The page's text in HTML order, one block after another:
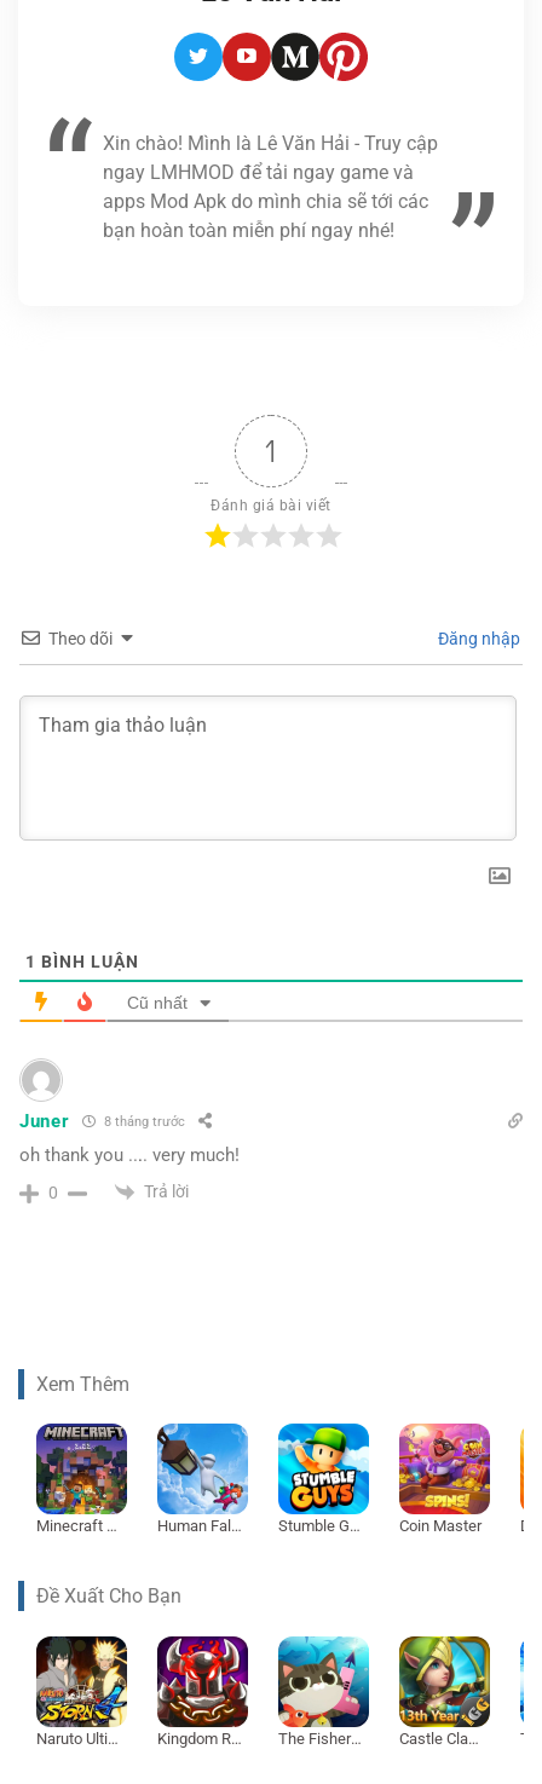
TwitterYoutubeMediumPinterest
Xin chào! Mình là Lê Văn Hải - Truy cập
ngay LMHMOD để tải ngay game và
apps Mod Apk do mình chia sẽ tới các
bạn hoàn toàn miễn phí ngay nhé!
1
Đánh giá bài viết
Theo dõi Đăng nhập
1 BÌNH LUẬN
Cũ nhất
Juner 8 tháng trước
oh thank you .... very much!
0 Trả lời
Xem Thêm
Minecraft 1.21 Human Fall Flat Stumble Guys Coin Master
Đề Xuất Cho Bạn
Naruto Ultimate Ninja Storm 4 Kingdom Rush Vengeance The Fishercat Castle Clash